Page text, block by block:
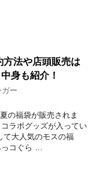
方法や店頭販売は
身も紹介！
ガー
の福袋が販売されま
ラボグッズが入ってい
て大人気のモスの福
コぐら …